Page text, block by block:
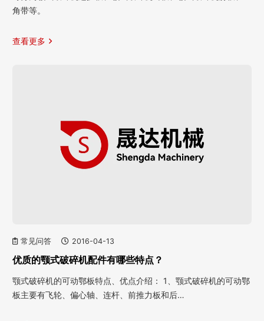
角带等。
查看更多
常见问答 2016-04-13
优质的颚式破碎机配件有哪些特点？
颚式破碎机的可动鄂板特点、优点介绍： 1、颚式破碎机的可动鄂
板主要有飞轮、偏心轴、连杆、前推力板和后…